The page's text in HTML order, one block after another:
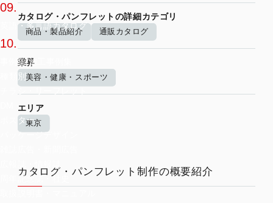
09.
英語・多言語カタログ
10.
事例集/施工事例集
種類別
ポスター
パッケージデザイン
周年記念誌・社史
カタログ・パンフレットの詳細カテゴリ
商品・製品紹介 通販カタログ
業界
美容・健康・スポーツ
エリア
東京
カタログ・パンフレット制作の概要紹介